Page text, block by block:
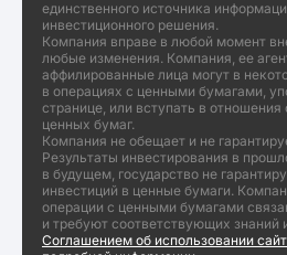
единственного источника
инвестиционного решения.
Компания вправе в любой момент
любые изменения. Компания, ее
аффилированные лица могут в
в операциях с ценными бумагами,
странице, или вступать в
ценных бумаг.
Компания не обещает и не
Результаты инвестирования в
в будущем, государство не
инвестиций в ценные бумаги.
операции с ценными бумагами
и требуют соответствующих знаний
Соглашением об использовании